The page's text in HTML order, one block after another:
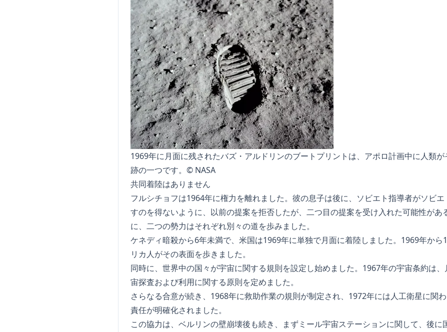
1969年に月面に残されたバズ・アルドリンのブートプリントは、アポロ計画中に人類
跡の一つです。© NASA
共同着陸はありません
フルシチョフは1964年に権力を離れました。彼の息子は後に、ソビエト指導者がソビ
すのを得ないように、以前の提案を拒否したが、二つ目の提案を受け入れた可能性があ
に、二つの勢力はそれぞれ別々の道を歩みました。
ケネディ暗殺から6年未満で、米国は1969年に単独で月面に着陸しました。1969年から
リカ人がその表面を歩きました。
同時に、世界中の国々が宇宙に関する規則を設定し始めました。1967年の宇宙条約は
宙探査および利用に関する原則を定めました。
さらなる合意が続き、1968年に救助作業の規則が制定され、1972年には人工衛星に関
責任が明確化されました。
この協力は、ベルリンの壁崩壊後も続き、まずミール宇宙ステーションに関して、後に